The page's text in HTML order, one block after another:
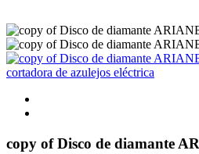
copy of Disco de diamante